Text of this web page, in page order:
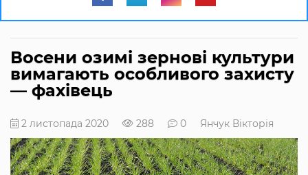
Восени озимі зернові культури
вимагають особливого захисту
— фахівець
2 листопада 2020 288 0 Янчук Вікторія